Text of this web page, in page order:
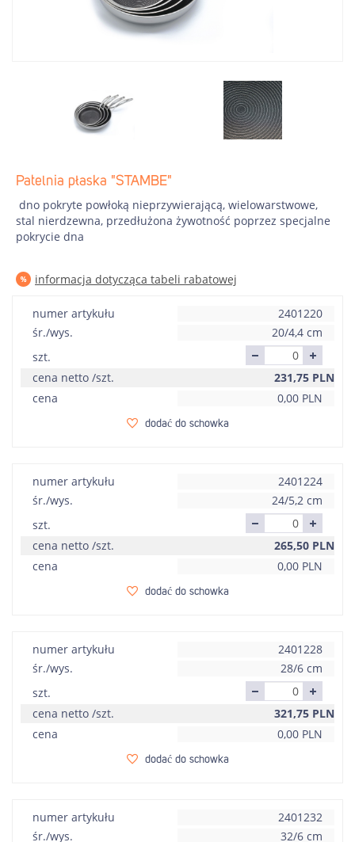
Patelnia płaska "STAMBE"
dno pokryte powłoką nieprzywierającą, wielowarstwowe,
stal nierdzewna, przedłużona żywotność poprzez specjalne
pokrycie dna
informacja dotycząca tabeli rabatowej
numer artykułu
2401220
śr./wys.
20/4,4 cm
szt.
cena netto /szt.
231,75 PLN
cena
0,00 PLN
dodać do schowka
numer artykułu
2401224
śr./wys.
24/5,2 cm
szt.
cena netto /szt.
265,50 PLN
cena
0,00 PLN
dodać do schowka
numer artykułu
2401228
śr./wys.
28/6 cm
szt.
cena netto /szt.
321,75 PLN
cena
0,00 PLN
dodać do schowka
numer artykułu
2401232
śr./wys.
32/6 cm